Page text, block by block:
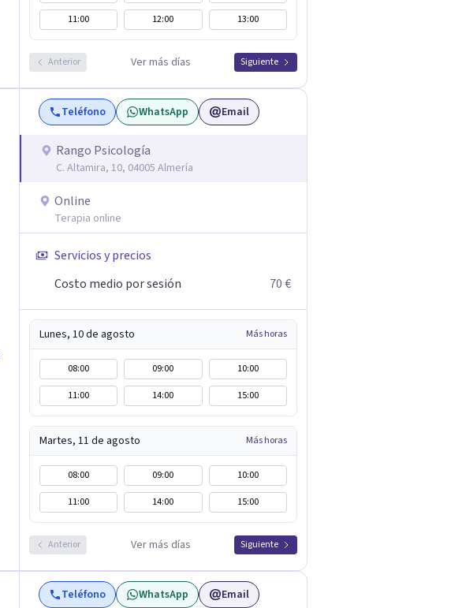
11:00
12:00 13:00
Anterior Ver más días Siguiente
Teléfono WhatsApp Email
Rango Psicología
C. Altamira, 10, 04005 Almería
Online
Terapia online
Servicios y precios
Costo medio por sesión
70 €
Lunes, 10 de agosto Más horas
08:00 09:00
10:00
11:00
14:00 15:00
Martes, 11 de agosto Más horas
08:00 09:00
10:00
11:00
14:00 15:00
Anterior Ver más días Siguiente
Teléfono WhatsApp Email